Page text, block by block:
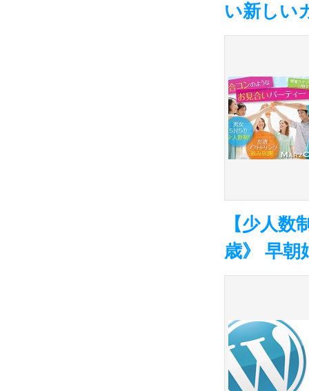
い新しい
【少人
歳》 早朝